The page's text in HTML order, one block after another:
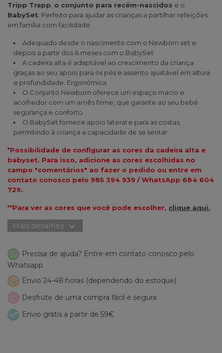
Tripp Trapp o conjunto para recém-nascidos e o
BabySet . Perfeito para ajudar as crianças a partilhar refeições
em família com facilidade.
Adequado desde o nascimento com o Newborn set e
depois a partir dos 6 meses com o BabySet
A cadeira alta é adaptável ao crescimento da criança
graças ao seu apoio para os pés e assento ajustável em altura
e profundidade. Ergonómica
O Conjunto Newborn oferece um espaço macio e
acolhedor com um arnês firme, que garante ao seu bebé
segurança e conforto
O BabySet fornece apoio lateral e para as costas,
permitindo à criança a capacidade de se sentar
*Possibilidade de configurar as cores da cadeira alta e
babyset. Para isso, adicione as cores escolhidas no
campo "comentários" ao fazer o pedido ou entre em
contato conosco pelo 985 394 939 / WhatsApp 684 604
729.
**Para ver as cores que você pode escolher, clique aqui.
Mais detalhes expand_more
Precisa de ajuda? Entre em contato conosco pelo
Whatsapp
Envio 24-48 horas (dependendo do estoque)
Desfrute de uma compra fácil e segura
Envio grátis a partir de 59€